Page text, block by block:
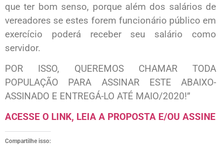
que ter bom senso, porque além dos salários de
vereadores se estes forem funcionário público em
exercício poderá receber seu salário como
servidor.
POR ISSO, QUEREMOS CHAMAR TODA
POPULAÇÃO PARA ASSINAR ESTE ABAIXO-
ASSINADO E ENTREGÁ-LO ATÉ MAIO/2020!”
ACESSE O LINK, LEIA A PROPOSTA E/OU ASSINE
Compartilhe isso: